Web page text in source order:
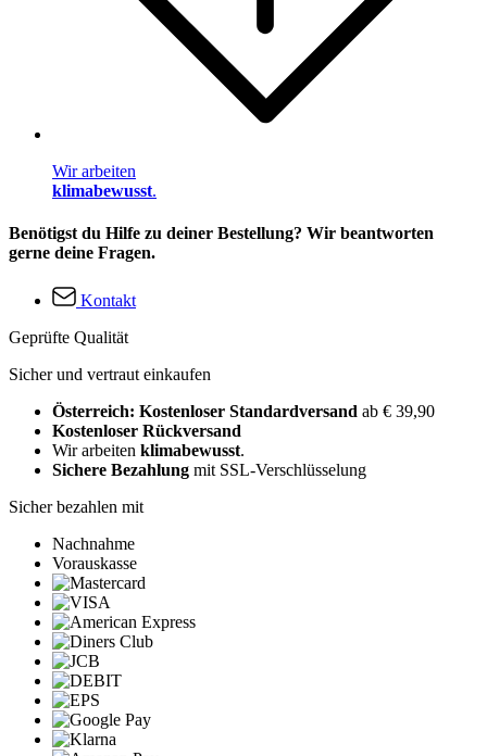
Wir arbeiten
klimabewusst.
Benötigst du Hilfe zu deiner Bestellung? Wir beantworten
gerne deine Fragen.
Kontakt
Geprüfte Qualität
Sicher und vertraut einkaufen
Österreich: Kostenloser Standardversand ab € 39,90
Kostenloser Rückversand
Wir arbeiten klimabewusst.
Sichere Bezahlung mit SSL-Verschlüsselung
Sicher bezahlen mit
Nachnahme
Vorauskasse